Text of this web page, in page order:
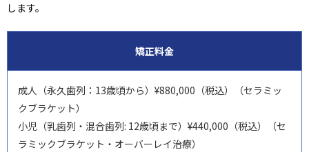
します。
矯正料金
成人（永久歯列：13歳頃から）¥880,000（税込）（セラミッ
クブラケット）
小児（乳歯列・混合歯列: 12歳頃まで）¥440,000（税込）（セ
ラミックブラケット・オーバーレイ治療）